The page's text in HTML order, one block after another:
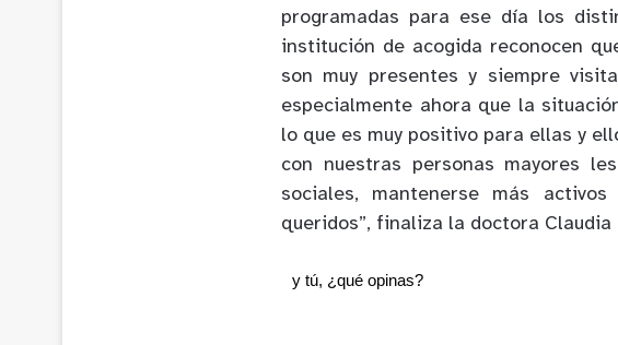
programadas para ese día los
institución de acogida reconocen
son muy presentes y siempre
especialmente ahora que la
lo que es muy positivo para ellas y
con nuestras personas mayores
sociales, mantenerse más
queridos”, finaliza la doctora Claudia
y tú, ¿qué opinas?